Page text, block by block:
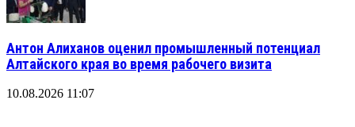
Антон Алиханов оценил промышленный потенциал
Алтайского края во время рабочего визита
10.08.2026 11:07